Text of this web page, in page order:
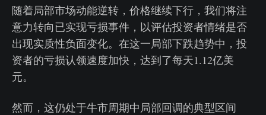
随着局部市场动能逆转，价格继续下行，我们将注
意力转向已实现亏损事件，以评估投资者情绪是否
出现实质性负面变化。在这一局部下跌趋势中，投
资者的亏损认领速度加快，达到了每天1.12亿美
元。
然而，这仍处于牛市周期中局部回调的典型区间